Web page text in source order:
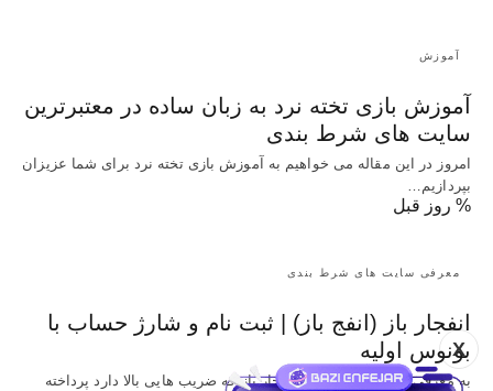
X
آموزش
آموزش بازی تخته نرد به زبان ساده در معتبرترین
سایت های شرط بندی
امروز در این مقاله می خواهیم به آموزش بازی تخته نرد برای شما عزیزان
بپردازیم…
% روز قبل
معرفی سایت های شرط بندی
انفجار باز (انفج باز) | ثبت نام و شارژ حساب با
بونوس اولیه
به معرفی سایت شرط بندی انفجار باز که ضریب هایی بالا دارد پرداخته